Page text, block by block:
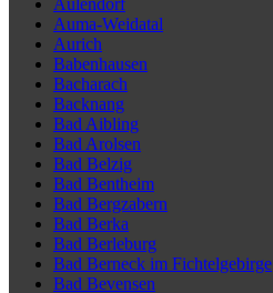
Aulendorf
Auma-Weidatal
Aurich
Babenhausen
Bacharach
Backnang
Bad Aibling
Bad Arolsen
Bad Belzig
Bad Bentheim
Bad Bergzabern
Bad Berka
Bad Berleburg
Bad Berneck im Fichtelgebirge
Bad Bevensen